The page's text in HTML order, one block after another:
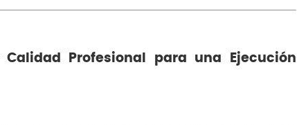
Calidad Profesional para una Ejecución